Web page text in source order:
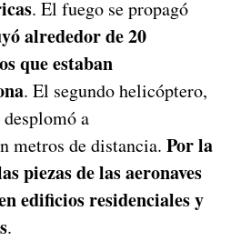
. El fuego se propagó
alrededor de 20
que estaban
. El segundo helicóptero,
a
metros de distancia. Por la
piezas de las aeronaves
edificios residenciales y
.